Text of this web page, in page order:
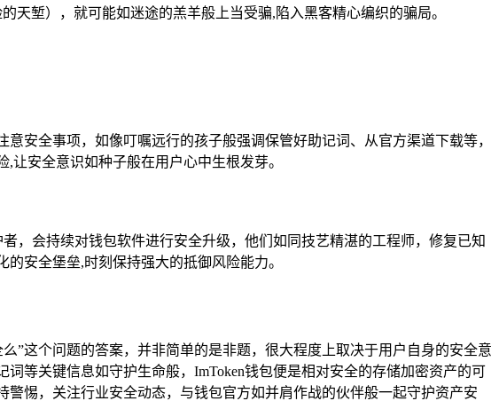
天堑），就可能如迷途的羔羊般上当受骗,陷入黑客精心编织的骗局。
安全事项，如像叮嘱远行的孩子般强调保管好助记词、从官方渠道下载等，
安全意识如种子般在用户心中生根发芽。
，会持续对钱包软件进行安全升级，他们如同技艺精湛的工程师，修复已知
安全堡垒,时刻保持强大的抵御风险能力。
”这个问题的答案，并非简单的是非题，很大程度上取决于用户自身的安全意
等关键信息如守护生命般，ImToken钱包便是相对安全的存储加密资产的可
惕，关注行业安全动态，与钱包官方如并肩作战的伙伴般一起守护资产安